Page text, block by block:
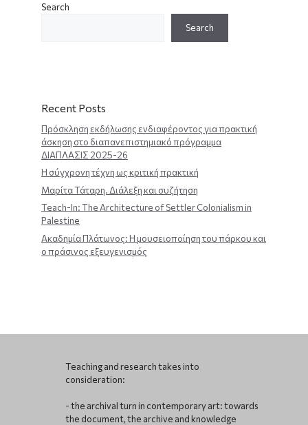
Search
Search
Recent Posts
Πρόσκληση εκδήλωσης ενδιαφέροντος για πρακτική
άσκηση στο διαπανεπιστημιακό πρόγραμμα
ΔΙΑΠΛΑΣΙΣ 2025-26
Η σύγχρονη τέχνη ως κριτική πρακτική
Μαρίτα Τάταρη. Διάλεξη και συζήτηση
Teach-In: The Architecture of Settler Colonialism in
Palestine
Ακαδημία Πλάτωνος: Η μουσειοποίηση του πάρκου και
ο πράσινος εξευγενισμός
Teaching and research takes into
consideration:
- the archival turn in contemporary art: towards
the document, the archive and knowledge